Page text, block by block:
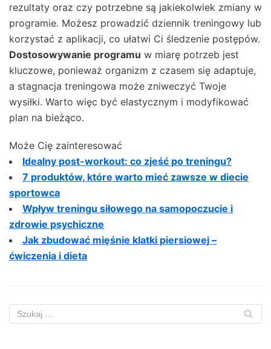
rezultaty oraz czy potrzebne są jakiekolwiek zmiany w
programie. Możesz prowadzić dziennik treningowy lub
korzystać z aplikacji, co ułatwi Ci śledzenie postępów.
Dostosowywanie programu w miarę potrzeb jest
kluczowe, ponieważ organizm z czasem się adaptuje,
a stagnacja treningowa może zniweczyć Twoje
wysiłki. Warto więc być elastycznym i modyfikować
plan na bieżąco.
Może Cię zainteresować
Idealny post-workout: co zjeść po treningu?
7 produktów, które warto mieć zawsze w diecie
sportowca
Wpływ treningu siłowego na samopoczucie i
zdrowie psychiczne
Jak zbudować mięśnie klatki piersiowej –
ćwiczenia i dieta